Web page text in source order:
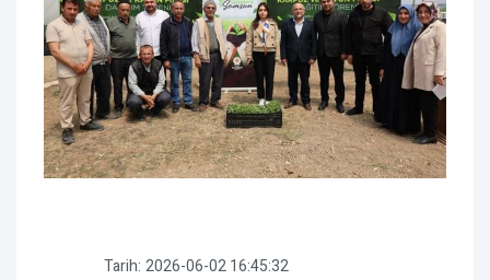
Tarih: 2026-06-02 16:45:32